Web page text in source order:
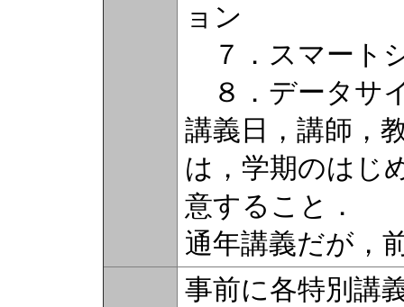
ョン
７．スマート
８．データサ
講義日，講師，
は，学期のはじ
意すること．
通年講義だが，
事前に各特別講